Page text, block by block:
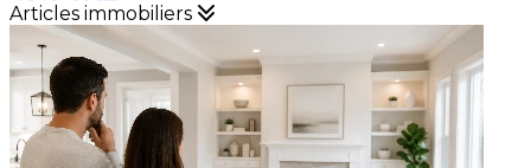
Articles immobiliers